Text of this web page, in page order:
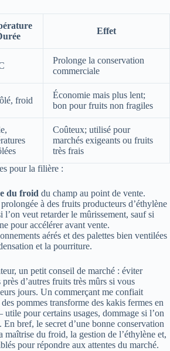
Effet
Prolonge la conservation
commerciale
froid
Économie mais plus lent;
bon pour fruits non fragiles
Coûteux; utilisé pour
marchés exigeants ou fruits
très frais
pour la filière :
du froid du champ au point de vente.
à des fruits producteurs d’éthylène
l’on veut retarder le mûrissement, sauf si
pour accélérer avant vente.
aérés et des palettes bien ventilées
et la pourriture.
un petit conseil de marché : éviter
près d’autres fruits très mûrs si vous
jours. Un commerçant me confiait
pommes transforme des kakis fermes en
pour certains usages, dommage si l’on
bref, le secret d’une bonne conservation
maîtrise du froid, la gestion de l’éthylène et,
pour répondre aux attentes du marché.